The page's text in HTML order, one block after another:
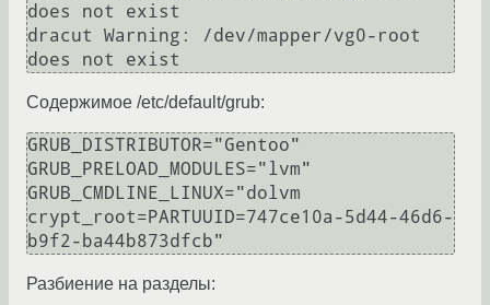
does not exist
dracut Warning: /dev/mapper/vg0-root
Содержимое /etc/default/grub:
GRUB_DISTRIBUTOR="Gentoo"
GRUB_PRELOAD_MODULES="lvm"
GRUB_CMDLINE_LINUX="dolvm
crypt_root=PARTUUID=747ce10a-5d44-46d6-
Разбиение на разделы: